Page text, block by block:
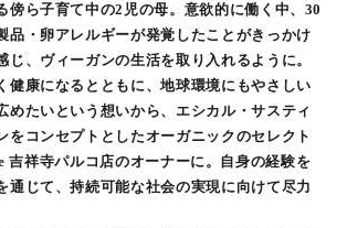
傍ら子育て中の2児の母。意欲的に働く中、30
品・卵アレルギーが発覚したことがきっかけ
じ、ヴィーガンの生活を取り入れるように。
健康になるとともに、地球環境にもやさしい
めたいという想いから、エシカル・サスティ
をコンセプトとしたオーガニックのセレクト
吉祥寺パルコ店のオーナーに。自身の経験を
通じて、持続可能な社会の実現に向けて尽力